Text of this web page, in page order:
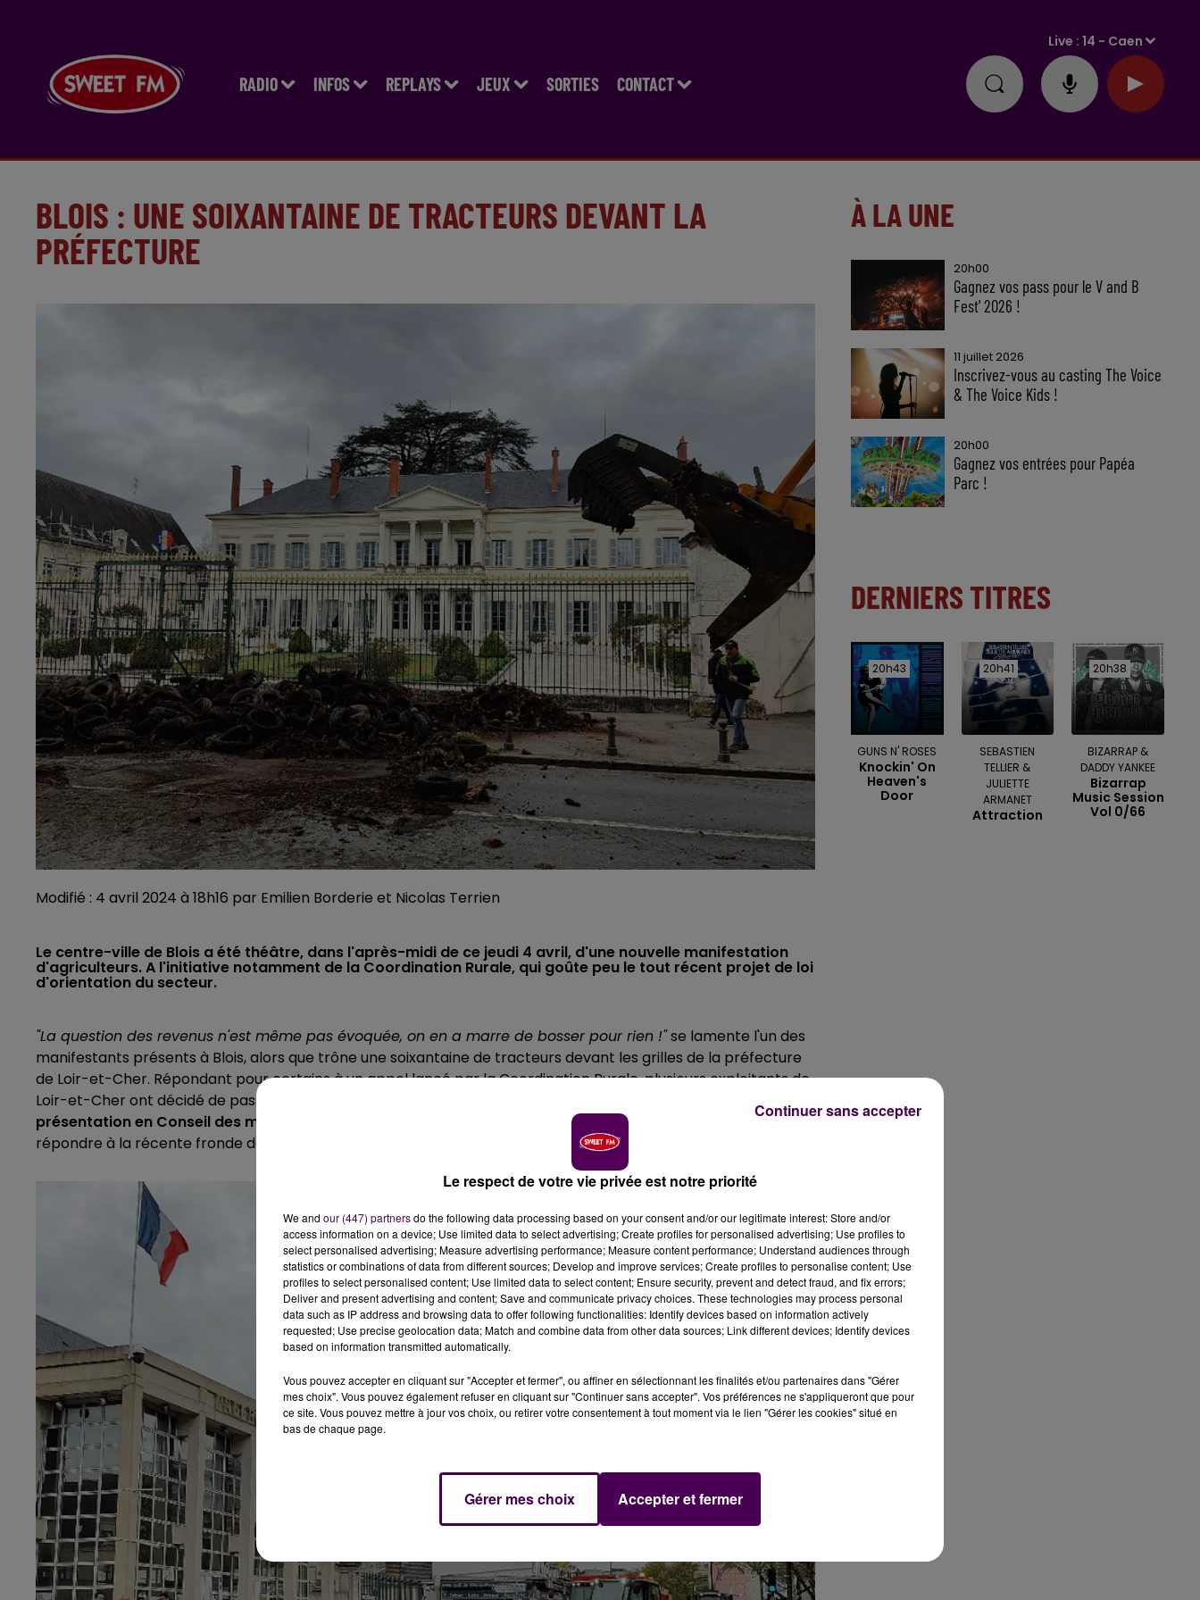
RADIO INFOS REPLAYS JEUX SORTIES CONTACT
Live :14 - Caen
BLOIS : UNE SOIXANTAINE DE TRACTEURS DEVANT LA
PRÉFECTURE
Modifié : 4 avril 2024 à 18h16 par Emilien Borderie et Nicolas Terrien
Le centre-ville de Blois a été théâtre, dans l'après-midi de ce jeudi 4 avril, d'une nouvelle manifestation
d'agriculteurs. A l'initiative notamment de la Coordination Rurale, qui goûte peu le tout récent projet de loi
d'orientation du secteur.
"La question des revenus n'est même pas évoquée, on en a marre de bosser pour rien !"se lamente l'un des
manifestants présents à Blois, alors que trône une soixantaine de tracteurs devant les grilles de la préfecture
de Loir-et-Cher. Répondant pour certains à un appel lancé par la Coordination Rurale, plusieurs exploitants de
Loir-et-Cher ont décidé de passer à l'action en fin d'après-midi ce jeudi 4 avril,
présentation en Conseil des ministres d'un nouveau
"projet de loi d'orientation agricole"
visant -en partie- à
répondre à la récente fronde des travailleurs de la terre.
À LA UNE
20h00
Gagnez vos pass pour le V and B
Fest' 2026 !
11 juillet 2026
Inscrivez-vous au casting The Voice
& The Voice Kids !
20h00
Gagnez vos entrées pour Papéa
Parc !
DERNIERS TITRES
20h43
20h43
GUNS N' ROSES
Knockin' On
Heaven's
Door
20h41
20h41
SEBASTIEN
TELLIER &
JULIETTE
ARMANET
Attraction
20h38
20h38
BIZARRAP &
DADDY YANKEE
Bizarrap
Music Session
Vol 0/66
Le respect de votre vie privée est notre priorité
We and our (447) partnersdo the following data processing based on your consent and/or our legitimate interest: Store and/or
access information on a device; Use limited data to select advertising; Create profiles for personalised advertising; Use profiles to
select personalised advertising; Measure advertising performance; Measure content performance; Understand audiences through
statistics or combinations of data from different sources; Develop and improve services; Create profiles to personalise content; Use
profiles to select personalised content; Use limited data to select content; Ensure security, prevent and detect fraud, and fix errors;
Deliver and present advertising and content; Save and communicate privacy choices. These technologies may process personal
data such as IP address and browsing data to offer following functionalities: Identify devices based on information actively
requested; Use precise geolocation data; Match and combine data from other data sources; Link different devices; Identify devices
based on information transmitted automatically.
Vous pouvez accepter en cliquant sur "Accepter et fermer", ou affiner en sélectionnant les finalités et/ou partenaires dans "Gérer
mes choix". Vous pouvez également refuser en cliquant sur "Continuer sans accepter". Vos préférences ne s'appliqueront que pour
ce site. Vous pouvez mettre à jour vos choix, ou retirer votre consentement à tout moment via le lien "Gérer les cookies" situé en
bas de chaque page.
Gérer mes choix Accepter et fermer
Continuer sans accepter